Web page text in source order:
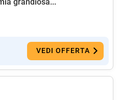
VEDI OFFERTA